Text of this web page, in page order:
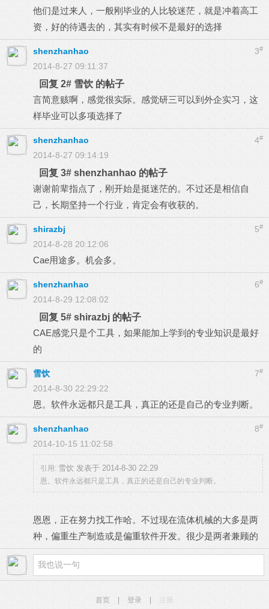
他们是过来人，一般刚毕业的人比较迷茫，就是冲着高工
资，好的待遇去的，其实有时候不是最好的选择
3#
shenzhanhao
2014-8-27 09:11:37
回复 2# 雪饮 的帖子
言简意赅啊，感觉很实际。感觉研三可以到外企实习，这
样毕业可以多项选择了
4#
shenzhanhao
2014-8-27 09:14:19
回复 3# shenzhanhao 的帖子
谢谢前辈指点了，刚开始是挺迷茫的。不过还是相信自
己，长期坚持一个行业，肯定会有收获的。
5#
shirazbj
2014-8-28 20:12:06
Cae用途多。机会多。
6#
shenzhanhao
2014-8-29 12:08:02
回复 5# shirazbj 的帖子
CAE感觉只是个工具，如果能加上学到的专业知识是最好
的
7#
雪饮
2014-8-30 22:29:22
恩。软件永远都只是工具，真正的还是自己的专业判断。
8#
shenzhanhao
2014-10-15 11:02:58
引用: 雪饮 发表于 2014-8-30 22:29
恩。软件永远都只是工具，真正的还是自己的专业判断。
恩恩，正在努力找工作哈。不过现在流体机械的大多是两
种，偏重生产制造或是偏重软件开发。很少是两者兼顾的
首页 登录